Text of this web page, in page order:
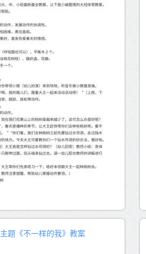
题《不一样的我》教案